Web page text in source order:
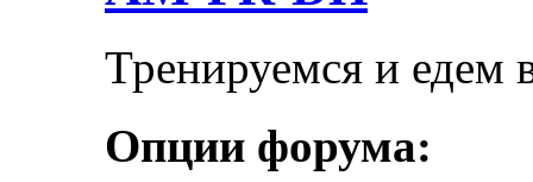
Тренируемся и едем
Опции форума: